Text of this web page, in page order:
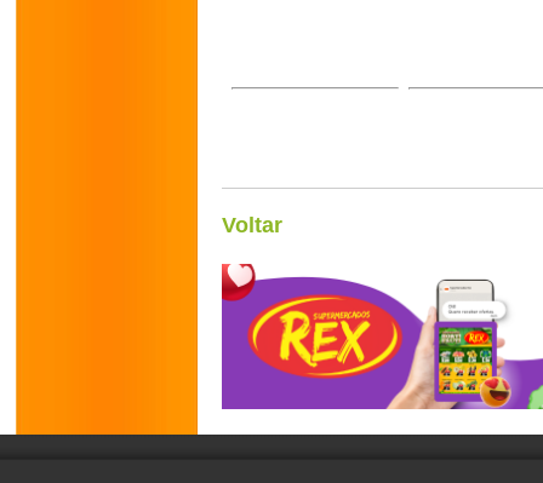
Voltar